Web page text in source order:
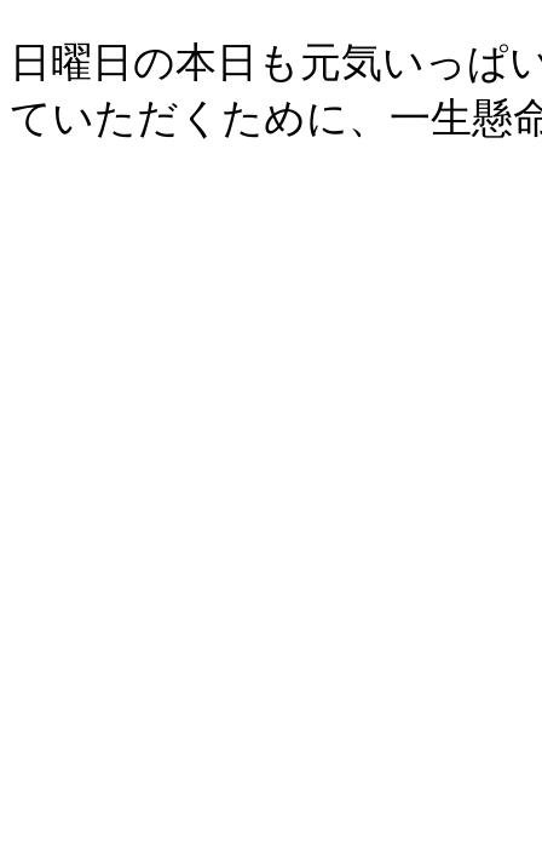
日曜日の本日も元気いっぱ
ていただくために、一生懸